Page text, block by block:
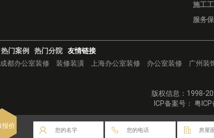
施工
服务
热门案例 热门分院
友情链接
成都办公室装修
装修装潢 上海办公室装修 办公室装修 广州装
版权信息：1998-
ICP备案号： 粤